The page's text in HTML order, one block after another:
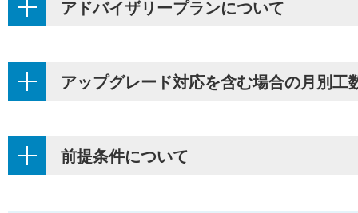
アドバイザリープランについて
アップグレード対応を含む場合の月別工
前提条件について